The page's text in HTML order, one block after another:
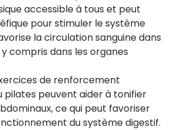
accessible à tous et peut
pour stimuler le système
la circulation sanguine dans
compris dans les organes
de renforcement
pilates peuvent aider à tonifier
ce qui peut favoriser
du système digestif.